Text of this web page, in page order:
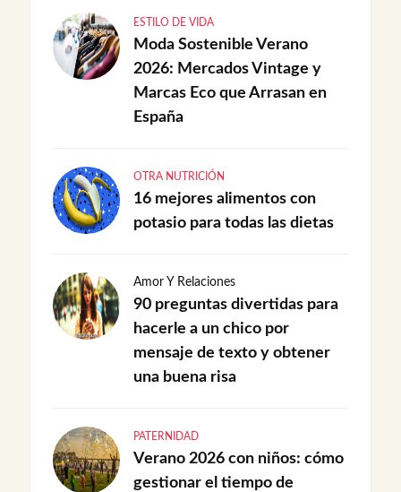
ESTILO DE VIDA
Moda Sostenible Verano
2026: Mercados Vintage y
Marcas Eco que Arrasan en
España
OTRA NUTRICIÓN
16 mejores alimentos con
potasio para todas las dietas
Amor Y Relaciones
90 preguntas divertidas para
hacerle a un chico por
mensaje de texto y obtener
una buena risa
PATERNIDAD
Verano 2026 con niños: cómo
gestionar el tiempo de